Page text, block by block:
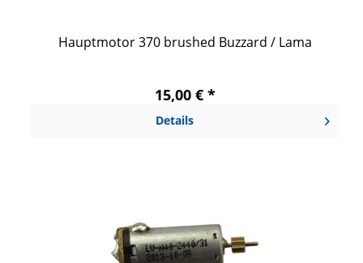
Hauptmotor 370 brushed Buzzard / Lama
15,00 € *
Details